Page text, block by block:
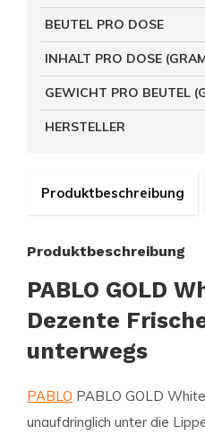
Produktbeschreibung
Produktbeschreibung
PABLO GOLD
Dezente
unterwegs
PABLO PABLO GOLD
unaufdringlich unter die
BEUTEL PRO DOSE
INHALT PRO DOSE
GEWICHT PRO BEUTEL
HERSTELLER